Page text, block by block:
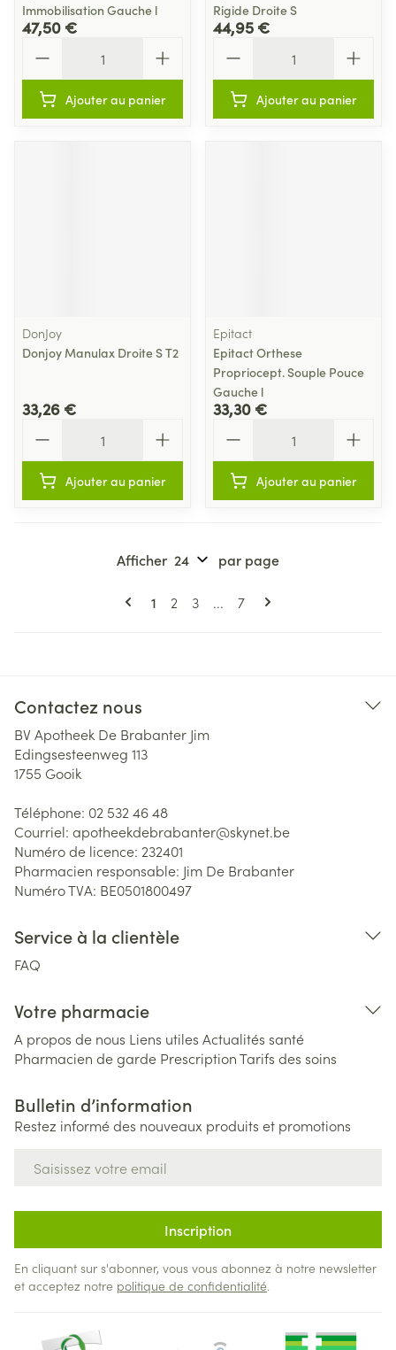
Immobilisation Gauche l
47,50 €
Ajouter au panier
Rigide Droite S
44,95 €
Ajouter au panier
DonJoy
Donjoy Manulax Droite S T2
33,26 €
Ajouter au panier
Epitact
Epitact Orthese
Propriocept. Souple Pouce
Gauche l
33,30 €
Ajouter au panier
Pages
Vous lisez actuellement la page
1 Page
2 Page
3 ... Page
7
Afficher par page
Contactez nous
BV Apotheek De Brabanter Jim
Edingsesteenweg 113
1755 Gooik
Téléphone: 02 532 46 48
Courriel: apotheekdebrabanter@skynet.be
Numéro de licence: 232401
Pharmacien responsable: Jim De Brabanter
Numéro TVA: BE0501800497
Service à la clientèle
FAQ
Votre pharmacie
A propos de nous Liens utiles Actualités santé
Pharmacien de garde PrescriptionTarifs des soins
Bulletin d’information
Restez informé des nouveaux produits et promotions
Inscription
En cliquant sur s'abonner, vous vous abonnez à notre newsletter
et acceptez notre politique de confidentialité.